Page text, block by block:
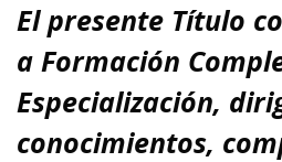
El presente Título
a Formación
Especialización,
conocimientos,